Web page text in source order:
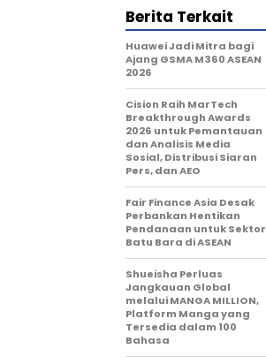
Berita Terkait
Huawei Jadi Mitra bagi
Ajang GSMA M360 ASEAN
2026
Cision Raih MarTech
Breakthrough Awards
2026 untuk Pemantauan
dan Analisis Media
Sosial, Distribusi Siaran
Pers, dan AEO
Fair Finance Asia Desak
Perbankan Hentikan
Pendanaan untuk Sektor
Batu Bara di ASEAN
Shueisha Perluas
Jangkauan Global
melalui MANGA MILLION,
Platform Manga yang
Tersedia dalam 100
Bahasa